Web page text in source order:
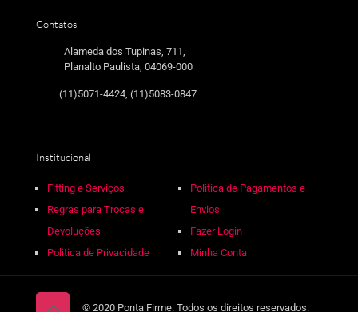
Contatos
Alameda dos Tupinas, 711,
Planalto Paulista, 04069-000
(11)5071-4424, (11)5083-0847
Institucional
Fitting e Serviços
Regras para Trocas e
Devoluções
Politica de Privacidade
Politica de Pagamentos e
Envios
Fazer Login
Minha Conta
© 2020 Ponta Firme. Todos os direitos reservados.